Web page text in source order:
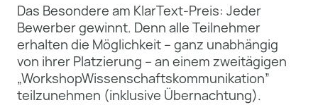
Das Besondere am KlarText-Preis: Jeder
Bewerber gewinnt. Denn alle Teilnehmer
erhalten die Möglichkeit – ganz unabhängig
von ihrer Platzierung – an einem zweitägigen
„WorkshopWissenschaftskommunikation”
teilzunehmen (inklusive Übernachtung).